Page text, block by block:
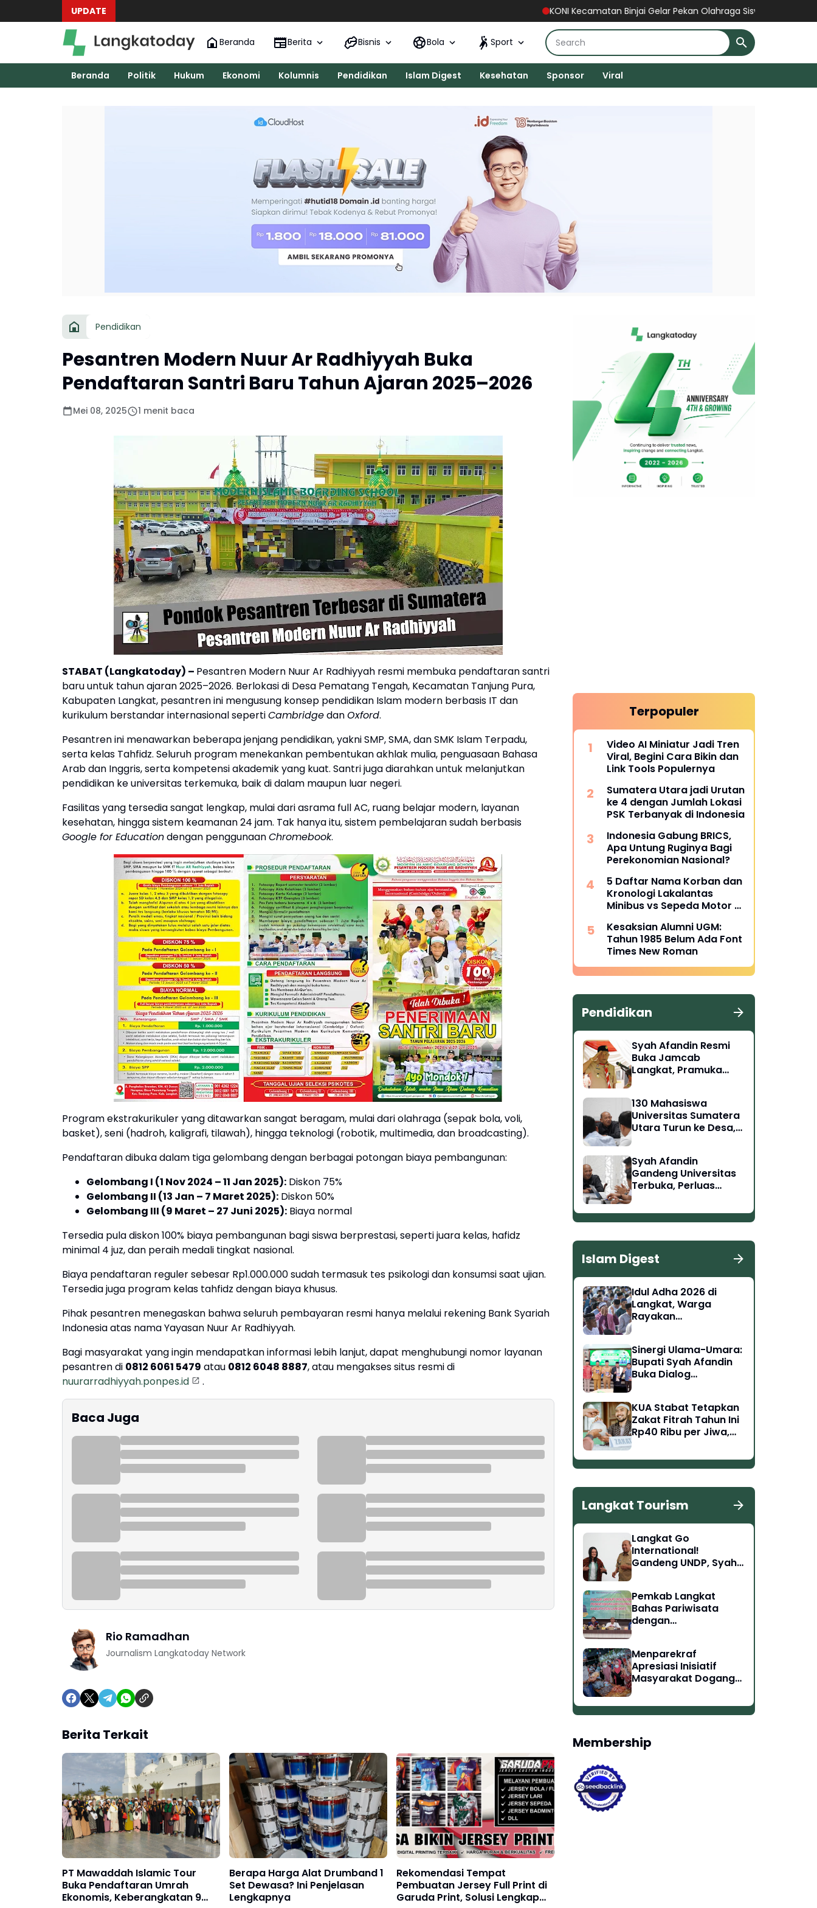
UPDATE KONI Kecamatan Binjai Gelar Pekan Olahraga Siswa 2026 Secara Gratis,
Beranda Berita Bisnis Bola Sport
Beranda Politik Hukum Ekonomi Kolumnis Pendidikan Islam Digest Kesehatan Sponsor Viral
Pendidikan
Pesantren Modern Nuur Ar Radhiyyah Buka
Pendaftaran Santri Baru Tahun Ajaran 2025–2026
Mei 08, 2025 1 menit baca
STABAT (Langkatoday) – Pesantren Modern Nuur Ar Radhiyyah resmi membuka pendaftaran santri
baru untuk tahun ajaran 2025–2026. Berlokasi di Desa Pematang Tengah, Kecamatan Tanjung Pura,
Kabupaten Langkat, pesantren ini mengusung konsep pendidikan Islam modern berbasis IT dan
kurikulum berstandar internasional sepertiCambridgedanOxford.
Pesantren ini menawarkan beberapa jenjang pendidikan, yakni SMP, SMA, dan SMK Islam Terpadu,
serta kelas Tahfidz. Seluruh program menekankan pembentukan akhlak mulia, penguasaan Bahasa
Arab dan Inggris, serta kompetensi akademik yang kuat. Santri juga diarahkan untuk melanjutkan
pendidikan ke universitas terkemuka, baik di dalam maupun luar negeri.
Fasilitas yang tersedia sangat lengkap, mulai dari asrama full AC, ruang belajar modern, layanan
kesehatan, hingga sistem keamanan 24 jam. Tak hanya itu, sistem pembelajaran sudah berbasis
Google for Educationdengan penggunaanChromebook.
Program ekstrakurikuler yang ditawarkan sangat beragam, mulai dari olahraga (sepak bola, voli,
basket), seni (hadroh, kaligrafi, tilawah), hingga teknologi (robotik, multimedia, dan broadcasting).
Pendaftaran dibuka dalam tiga gelombang dengan berbagai potongan biaya pembangunan:
Gelombang I (1 Nov 2024 – 11 Jan 2025): Diskon 75%
Gelombang II (13 Jan – 7 Maret 2025): Diskon 50%
Gelombang III (9 Maret – 27 Juni 2025): Biaya normal
Tersedia pula diskon 100% biaya pembangunan bagi siswa berprestasi, seperti juara kelas, hafidz
minimal 4 juz, dan peraih medali tingkat nasional.
Biaya pendaftaran reguler sebesar Rp1.000.000 sudah termasuk tes psikologi dan konsumsi saat ujian.
Tersedia juga program kelas tahfidz dengan biaya khusus.
Pihak pesantren menegaskan bahwa seluruh pembayaran resmi hanya melalui rekening Bank Syariah
Indonesia atas nama Yayasan Nuur Ar Radhiyyah.
Bagi masyarakat yang ingin mendapatkan informasi lebih lanjut, dapat menghubungi nomor layanan
pesantren di 0812 6061 5479 atau 0812 6048 8887, atau mengakses situs resmi di
nuurarradhiyyah.ponpes.id
.
Baca Juga
Rio Ramadhan
Journalism Langkatoday Network
Berita Terkait
PT Mawaddah Islamic Tour
Buka Pendaftaran Umrah
Ekonomis, Keberangkatan 9
Berapa Harga Alat Drumband 1
Set Dewasa? Ini Penjelasan
Lengkapnya
Rekomendasi Tempat
Pembuatan Jersey Full Print di
Garuda Print, Solusi Lengkap
Terpopuler
Video AI Miniatur Jadi Tren
Viral, Begini Cara Bikin dan
Link Tools Populernya
Sumatera Utara jadi Urutan
ke 4 dengan Jumlah Lokasi
PSK Terbanyak di Indonesia
Indonesia Gabung BRICS,
Apa Untung Ruginya Bagi
Perekonomian Nasional?
5 Daftar Nama Korban dan
Kronologi Lakalantas
Minibus vs Sepeda Motor di
Kesaksian Alumni UGM:
Tahun 1985 Belum Ada Font
Times New Roman
Pendidikan
Syah Afandin Resmi
Buka Jamcab
Langkat, Pramuka
Depan
130 Mahasiswa
Universitas Sumatera
Utara Turun ke Desa,
Syah Afandin
Gandeng Universitas
Terbuka, Perluas
Tinggi di Langkat
Islam Digest
Idul Adha 2026 di
Langkat, Warga
Rayakan
Sinergi Ulama-Umara:
Bupati Syah Afandin
Buka Dialog
Tokoh Singapura
KUA Stabat Tetapkan
Zakat Fitrah Tahun Ini
Rp40 Ribu per Jiwa,
Hari
Langkat Tourism
Langkat Go
International!
Gandeng UNDP, Syah
Dunia di Bukit Lawang
hingga Tangkahan
Pemkab Langkat
Bahas Pariwisata
dengan
Menparekraf
Apresiasi Inisiatif
Masyarakat Dogang
Ciptakan Peluang
Kerja
Membership